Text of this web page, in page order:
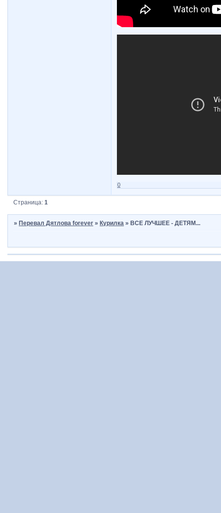
0
Страница:1
»Перевал Дятлова forever »Курилка »ВСЕ ЛУЧШЕЕ - ДЕТЯМ...